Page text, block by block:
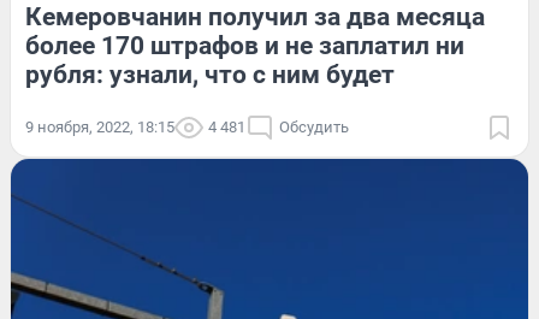
Кемеровчанин получил за два месяца
более 170 штрафов и не заплатил ни
рубля: узнали, что с ним будет
9 ноября, 2022, 18:15 4 481 Обсудить